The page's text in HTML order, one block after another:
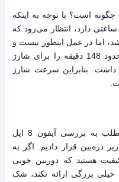
اما سرعت شارژ باتری گوشی آیفون 8 چگونه است؟ با توجه به اینکه
1821 میلی آمپر ساعتی دارد، انتظار می‌رود که
اما در عمل اینطور نیست و
باتری آیفون 8 تقریبا مدت زمانی در حدود 148 دقیقه را برای شارژ
بنابراین سرعت شارژ
همانطور که مشاهده کردید در این مطلب به بررسی آیفون 8 اپل
ذره‌بین قرار دادیم. اگر به
هستید که دوربین خوبی
بزرگی ارائه نکند، شک